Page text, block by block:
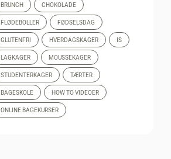
BRUNCH CHOKOLADE
FLØDEBOLLER FØDSELSDAG
GLUTENFRI HVERDAGSKAGER IS
LAGKAGER MOUSSEKAGER
STUDENTERKAGER TÆRTER
BAGESKOLE HOW TO VIDEOER
ONLINE BAGEKURSER